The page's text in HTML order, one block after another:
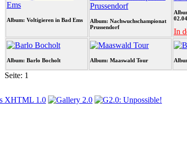
Album: Voltigieren in Bad Ems
Album: Nachwuchschampionat
Prussendorf
In
Album: Barlo Bocholt Album: Maaswald Tour
Seite: 1